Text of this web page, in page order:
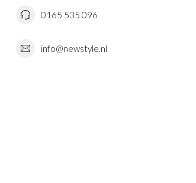
0165 535 096
info@newstyle.nl